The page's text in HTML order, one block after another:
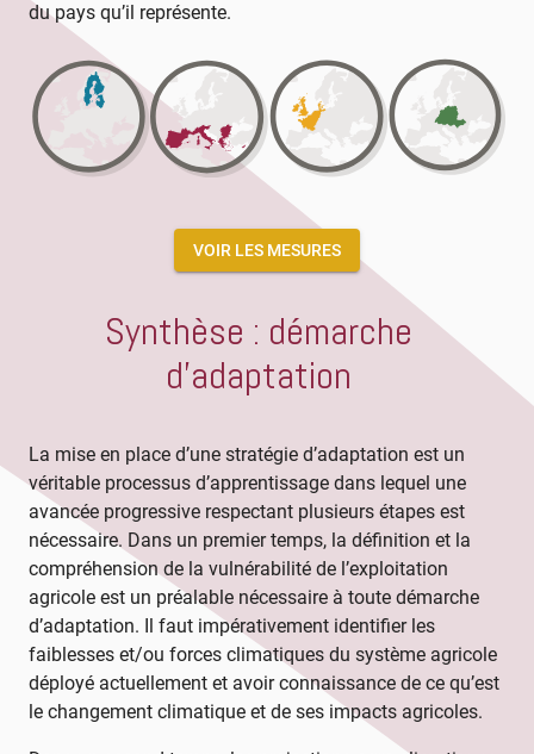
du pays qu’il représente.
VOIR LES MESURES
Synthèse : démarche
d'adaptation
La mise en place d’une stratégie d’adaptation est un
véritable processus d’apprentissage dans lequel une
avancée progressive respectant plusieurs étapes est
nécessaire. Dans un premier temps, la définition et la
compréhension de la vulnérabilité de l’exploitation
agricole est un préalable nécessaire à toute démarche
d’adaptation. Il faut impérativement identifier les
faiblesses et/ou forces climatiques du système agricole
déployé actuellement et avoir connaissance de ce qu’est
le changement climatique et de ses impacts agricoles.